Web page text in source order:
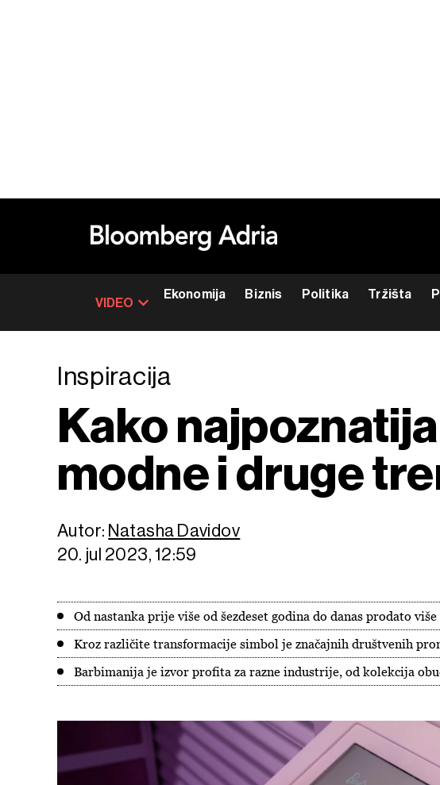
VIDEO
Ekonomija Biznis Politika Tržišta
Inspiracija
Kako
modne i druge
Autor: Natasha Davidov
20. jul 2023, 12:59
Od nastanka prije više od šezdeset godina do danas prodato
Kroz različite transformacije simbol je značajnih društvenih
Barbimanija je izvor profita za razne industrije, od kolekcija